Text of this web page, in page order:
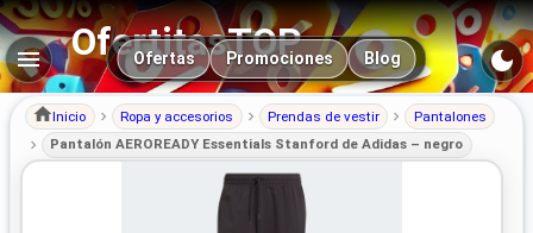
OfertitasTOP
Navegación principal
Ofertas Promociones Blog
Inicio Ropa y accesorios Prendas de vestir
Pantalones
Pantalón AEROREADY Essentials Stanford de Adidas – negro